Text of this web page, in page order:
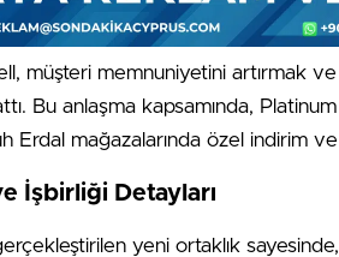
müşteri memnuniyetini artırmak
Bu anlaşma kapsamında,
Erdal mağazalarında özel indirim
İşbirliği Detayları
yeni ortaklık